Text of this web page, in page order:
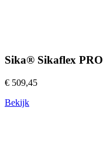
Sika® Sikaflex
€ 509,45
Bekijk